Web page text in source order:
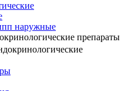
наружные
препараты